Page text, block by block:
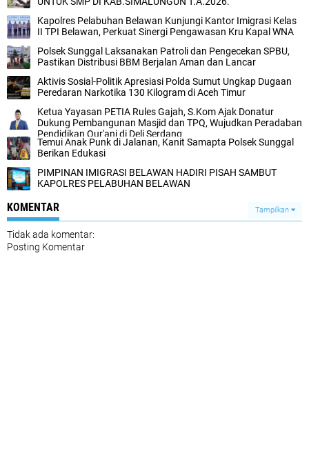
Kapolres Pelabuhan Belawan Kunjungi Kantor Imigrasi Kelas
II TPI Belawan, Perkuat Sinergi ‎Pengawasan Kru Kapal WNA ‎‎
Polsek Sunggal Laksanakan Patroli dan Pengecekan SPBU,
Pastikan Distribusi BBM Berjalan Aman dan Lancar
Aktivis Sosial-Politik Apresiasi Polda Sumut Ungkap Dugaan
Peredaran Narkotika 130 Kilogram di Aceh Timur
Ketua Yayasan PETIA Rules Gajah, S.Kom Ajak Donatur
Dukung Pembangunan Masjid dan TPQ, Wujudkan Peradaban
Pendidikan Qur'ani di Deli Serdang
Temui Anak Punk di Jalanan, Kanit Samapta Polsek Sunggal
Berikan Edukasi
PIMPINAN IMIGRASI BELAWAN HADIRI PISAH SAMBUT
KAPOLRES PELABUHAN BELAWAN
KOMENTAR Tampilkan
Tidak ada komentar:
Posting Komentar